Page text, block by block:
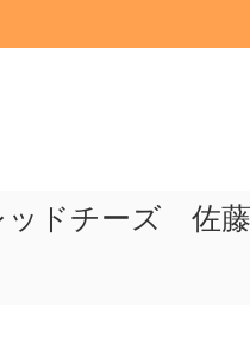
ッドチーズ 佐